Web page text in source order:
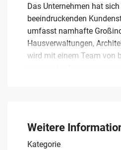
Das Unternehmen hat
beeindruckenden
umfasst namhafte
Hausverwaltungen,
wird mit einem Team von
Baden-Württemberg
Weitere
Kategorie